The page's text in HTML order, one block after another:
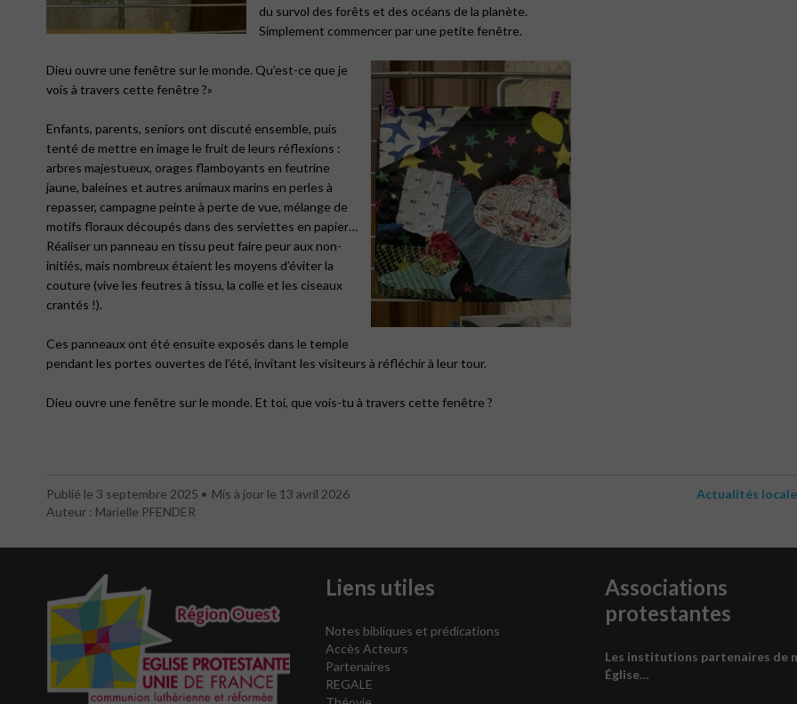
du survol des forêts et des océans de la planète.
Simplement commencer par une petite fenêtre.
Dieu ouvre une fenêtre sur le monde. Qu’est-ce que je
vois à travers cette fenêtre ?»
Enfants, parents, seniors ont discuté ensemble, puis
tenté de mettre en image le fruit de leurs réflexions :
arbres majestueux, orages flamboyants en feutrine
jaune, baleines et autres animaux marins en perles à
repasser, campagne peinte à perte de vue, mélange de
motifs floraux découpés dans des serviettes en papier…
Réaliser un panneau en tissu peut faire peur aux non-
initiés, mais nombreux étaient les moyens d’éviter la
couture (vive les feutres à tissu, la colle et les ciseaux
crantés !).
Ces panneaux ont été ensuite exposés dans le temple
pendant les portes ouvertes de l’été, invitant les visiteurs à réfléchir à leur tour.
Dieu ouvre une fenêtre sur le monde. Et toi, que vois-tu à travers cette fenêtre ?
Publié le 3 septembre 2025
Mis à jour le 13 avril 2026
Auteur : Marielle PFENDER
Actualités
Liens utiles
Notes bibliques et prédications
Accès Acteurs
Partenaires
REGALE
Associations
protestantes
Les institutions partenaires de
Église…